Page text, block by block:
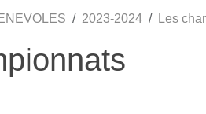
2023-2024 Les